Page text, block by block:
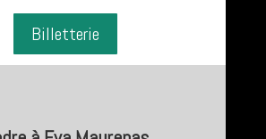
Billetterie